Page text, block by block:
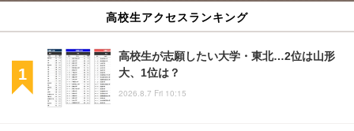
高校生アクセスランキング
高校生が志願したい大学・東北…2位は山形
大、1位は？
2026.8.7 Fri 10:15